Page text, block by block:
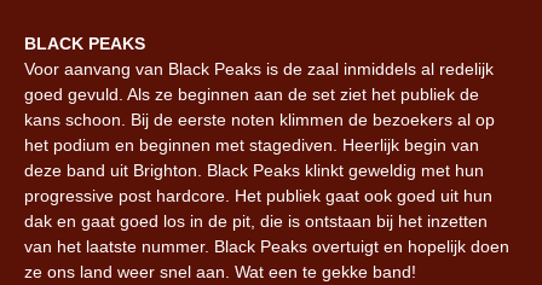
BLACK PEAKS
Voor aanvang van Black Peaks is de zaal inmiddels al redelijk
goed gevuld. Als ze beginnen aan de set ziet het publiek de
kans schoon. Bij de eerste noten klimmen de bezoekers al op
het podium en beginnen met stagediven. Heerlijk begin van
deze band uit Brighton. Black Peaks klinkt geweldig met hun
progressive post hardcore. Het publiek gaat ook goed uit hun
dak en gaat goed los in de pit, die is ontstaan bij het inzetten
van het laatste nummer. Black Peaks overtuigt en hopelijk doen
ze ons land weer snel aan. Wat een te gekke band!